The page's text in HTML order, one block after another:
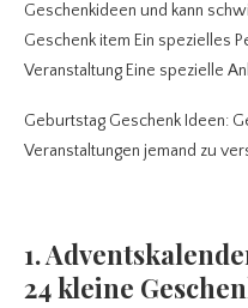
Geschenkideen und kann
Geschenk item Ein spezielles
Veranstaltung Eine spezielle
Geburtstag Geschenk Ideen:
Veranstaltungen jemand zu
1.
24 kleine